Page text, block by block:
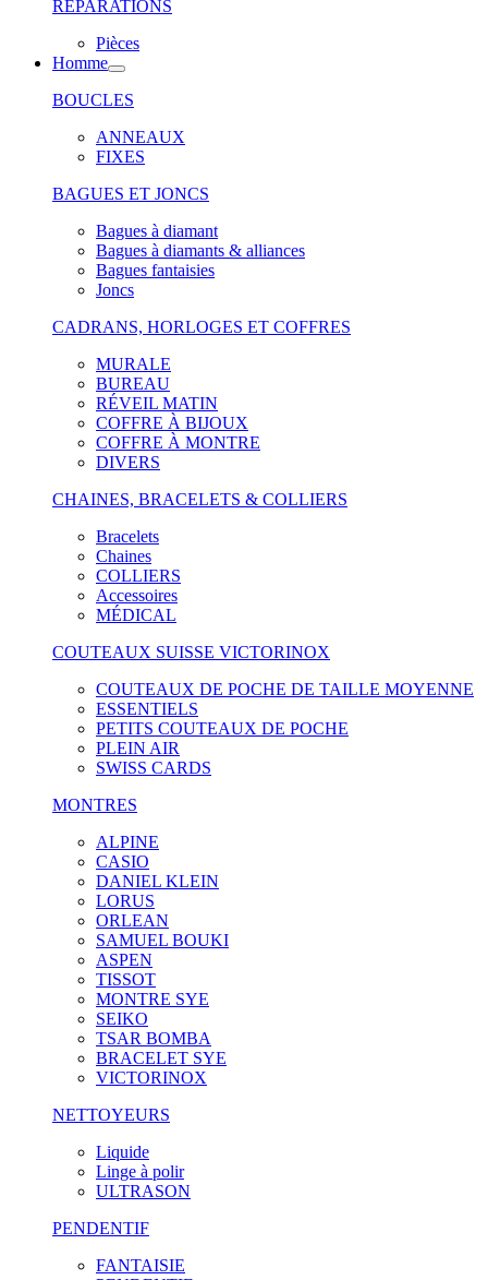
RÉPARATIONS
Pièces
Homme
BOUCLES
ANNEAUX
FIXES
BAGUES ET JONCS
Bagues à diamant
Bagues à diamants & alliances
Bagues fantaisies
Joncs
CADRANS, HORLOGES ET COFFRES
MURALE
BUREAU
RÉVEIL MATIN
COFFRE À BIJOUX
COFFRE À MONTRE
DIVERS
CHAINES, BRACELETS & COLLIERS
Bracelets
Chaines
COLLIERS
Accessoires
MÉDICAL
COUTEAUX SUISSE VICTORINOX
COUTEAUX DE POCHE DE TAILLE MOYENNE
ESSENTIELS
PETITS COUTEAUX DE POCHE
PLEIN AIR
SWISS CARDS
MONTRES
ALPINE
CASIO
DANIEL KLEIN
LORUS
ORLEAN
SAMUEL BOUKI
ASPEN
TISSOT
MONTRE SYE
SEIKO
TSAR BOMBA
BRACELET SYE
VICTORINOX
NETTOYEURS
Liquide
Linge à polir
ULTRASON
PENDENTIF
FANTAISIE